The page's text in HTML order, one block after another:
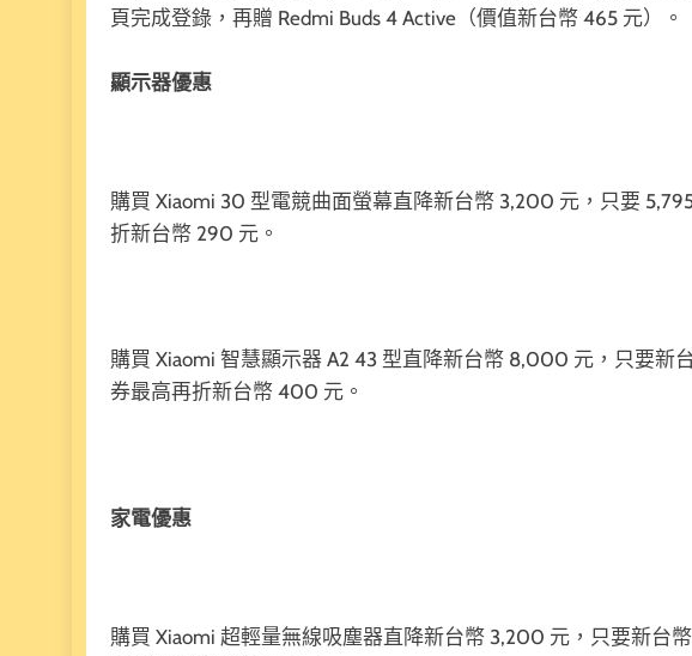
頁完成登錄，再贈 Redmi Buds 4 Active（價值新台幣 465 元）。
顯示器優惠
購買 Xiaomi 30 型電競曲面螢幕直降新台幣 3,200 元，只要
折新台幣 290 元。
購買 Xiaomi 智慧顯示器 A2 43 型直降新台幣 8,000 元，只要新
券最高再折新台幣 400 元。
家電優惠
購買 Xiaomi 超輕量無線吸塵器直降新台幣 3,200 元，只要新台